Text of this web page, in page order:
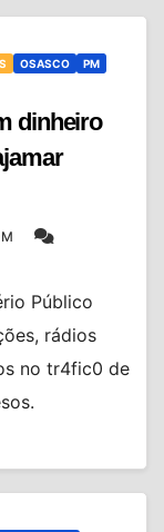
OSASCO
PM
dinheiro
Público
rádios
no tr4fic0 de